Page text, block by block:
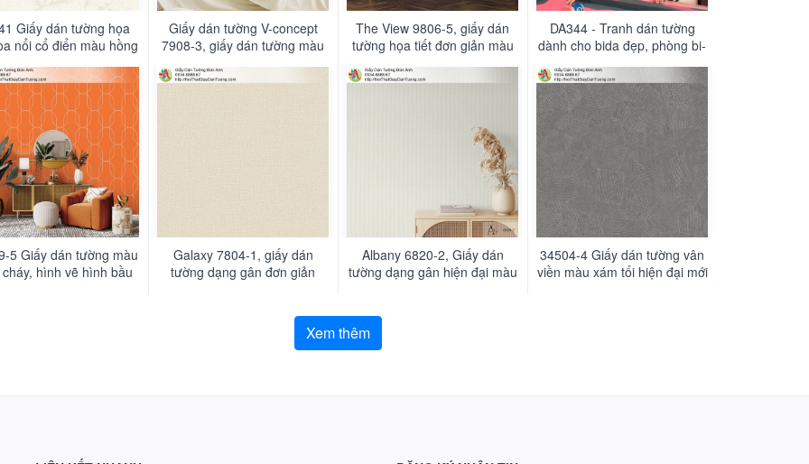
Giấy dán tường họa
nổi cổ điển màu hồng
nhạt
Giấy dán tường V-concept
7908-3, giấy dán tường màu
vàng kem, đơn giản hiện đại
giá tốt tại Tphcm
The View 9806-5, giấy dán
tường họa tiết đơn giản màu
nâu, nâu đất hiện đại
DA344 - Tranh dán tường
dành cho bida đẹp, phòng bi-
a đẹp nhất Tpchm
5 Giấy dán tường màu
hình vẽ hình bầu
Galaxy 7804-1, giấy dán
tường dạng gân đơn giản
Albany 6820-2, Giấy dán
tường dạng gân hiện đại màu
34504-4 Giấy dán tường vân
viền màu xám tối hiện đại mới
Xem thêm